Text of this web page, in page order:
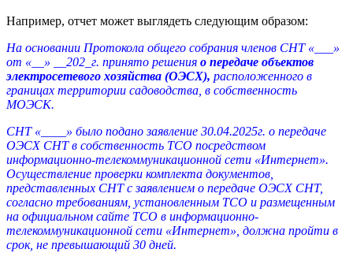
Например, отчет может выглядеть следующим образом:
На основании Протокола общего собрания членов СНТ «___»
от «__» __202_г. принято решения о передаче объектов
электросетевого хозяйства (ОЭСХ), расположенного в
границах территории садоводства, в собственность
МОЭСК.
СНТ «____» было подано заявление 30.04.2025г. о передаче
ОЭСХ СНТ в собственность ТСО посредством
информационно-телекоммуникационной сети «Интернет».
Осуществление проверки комплекта документов,
представленных СНТ с заявлением о передаче ОЭСХ СНТ,
согласно требованиям, установленным ТСО и размещенным
на официальном сайте ТСО в информационно-
телекоммуникационной сети «Интернет», должна пройти в
срок, не превышающий 30 дней.